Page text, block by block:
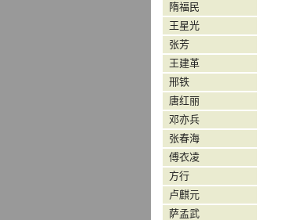
隋福民
王星光
张芳
王建革
邢铁
唐红丽
邓亦兵
张春海
傅衣凌
方行
卢麒元
萨孟武